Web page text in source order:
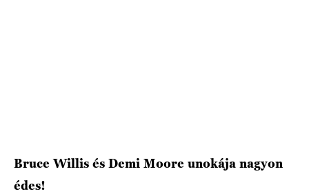
Bruce Willis és Demi Moore unokája nagyon
édes!